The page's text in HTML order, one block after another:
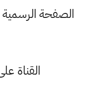
الصفحة
القناة